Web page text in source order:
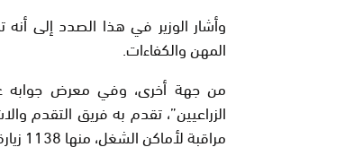
المهن والكفاءات.
من جهة أخرى، وفي معرض جوابه
مراقبة لأماكن الشغل، منها 1138 زيارة مراقبة للوحدات الإنتاجية التي تشتغل في القطاع الفلاحي.